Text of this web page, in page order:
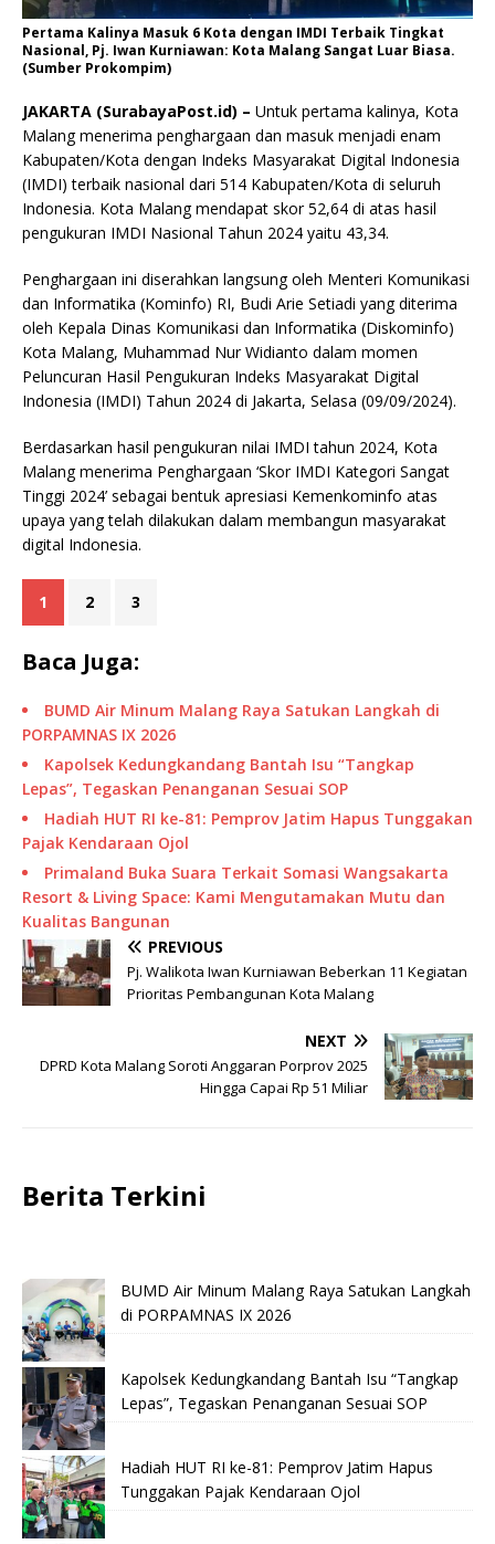
Pertama Kalinya Masuk 6 Kota dengan IMDI Terbaik Tingkat
Nasional, Pj. Iwan Kurniawan: Kota Malang Sangat Luar Biasa.
(Sumber Prokompim)
JAKARTA (SurabayaPost.id) – Untuk pertama kalinya, Kota
Malang menerima penghargaan dan masuk menjadi enam
Kabupaten/Kota dengan Indeks Masyarakat Digital Indonesia
(IMDI) terbaik nasional dari 514 Kabupaten/Kota di seluruh
Indonesia. Kota Malang mendapat skor 52,64 di atas hasil
pengukuran IMDI Nasional Tahun 2024 yaitu 43,34.
Penghargaan ini diserahkan langsung oleh Menteri Komunikasi
dan Informatika (Kominfo) RI, Budi Arie Setiadi yang diterima
oleh Kepala Dinas Komunikasi dan Informatika (Diskominfo)
Kota Malang, Muhammad Nur Widianto dalam momen
Peluncuran Hasil Pengukuran Indeks Masyarakat Digital
Indonesia (IMDI) Tahun 2024 di Jakarta, Selasa (09/09/2024).
Berdasarkan hasil pengukuran nilai IMDI tahun 2024, Kota
Malang menerima Penghargaan ‘Skor IMDI Kategori Sangat
Tinggi 2024’ sebagai bentuk apresiasi Kemenkominfo atas
upaya yang telah dilakukan dalam membangun masyarakat
digital Indonesia.
1 2 3
Baca Juga:
BUMD Air Minum Malang Raya Satukan Langkah di
PORPAMNAS IX 2026
Kapolsek Kedungkandang Bantah Isu “Tangkap
Lepas”, Tegaskan Penanganan Sesuai SOP
Hadiah HUT RI ke-81: Pemprov Jatim Hapus Tunggakan
Pajak Kendaraan Ojol
Primaland Buka Suara Terkait Somasi Wangsakarta
Resort & Living Space: Kami Mengutamakan Mutu dan
Kualitas Bangunan
PREVIOUS
Pj. Walikota Iwan Kurniawan Beberkan 11 Kegiatan
Prioritas Pembangunan Kota Malang
NEXT
DPRD Kota Malang Soroti Anggaran Porprov 2025
Hingga Capai Rp 51 Miliar
Berita Terkini
BUMD Air Minum Malang Raya Satukan Langkah
di PORPAMNAS IX 2026
Kapolsek Kedungkandang Bantah Isu “Tangkap
Lepas”, Tegaskan Penanganan Sesuai SOP
Hadiah HUT RI ke-81: Pemprov Jatim Hapus
Tunggakan Pajak Kendaraan Ojol